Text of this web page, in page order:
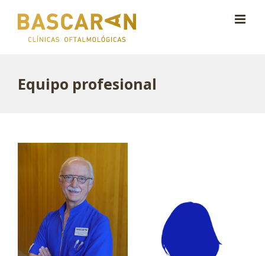
contenido
Equipo profesional